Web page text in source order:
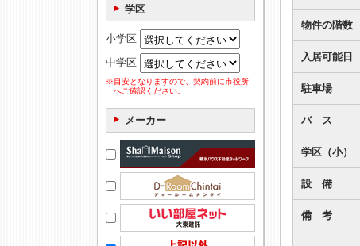
学区
小学区
中学区
※目安となりますので、契約前に市役所
へご確認ください。
メーカー
物件の階数
入居可能日
駐車場
バ ス
学区（小）
設 備
備 考